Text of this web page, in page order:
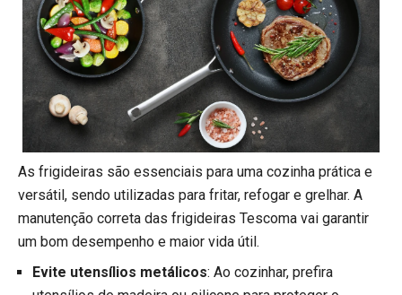
As frigideiras são essenciais para uma cozinha prática e
versátil, sendo utilizadas para fritar, refogar e grelhar. A
manutenção correta das frigideiras Tescoma vai garantir
um bom desempenho e maior vida útil.
Evite utensílios metálicos: Ao cozinhar, prefira